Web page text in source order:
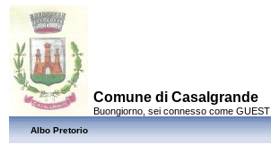
Comune di Casalgrande
Buongiorno, sei connesso come GUEST
Albo Pretorio